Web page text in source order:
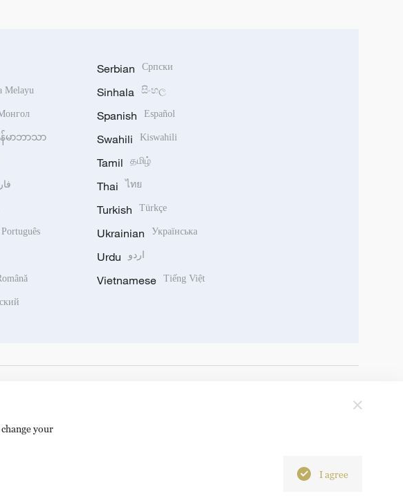
Melayu
န်မာဘာသာ
Português
Serbian Српски
Sinhala සිංහල
Spanish Español
Swahili Kiswahili
Tamil தமிழ்
Thai ไทย
Turkish Türkçe
Ukrainian Українська
Urdu اردو
Vietnamese Tiếng Việt
your
I agree